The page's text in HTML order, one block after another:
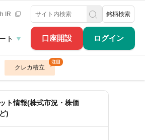
口座開設 ログイン
IR 銘柄検索
ト
クレカ積立
ト情報(株式市況・株価
)